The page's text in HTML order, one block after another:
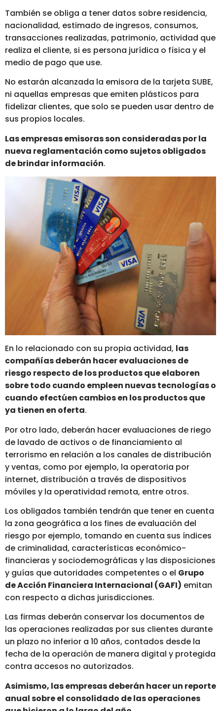
También se obliga a tener datos sobre residencia,
nacionalidad, estimado de ingresos, consumos,
transacciones realizadas, patrimonio, actividad que
realiza el cliente, si es persona jurídica o física y el
medio de pago que use.
No estarán alcanzada la emisora de la tarjeta SUBE,
ni aquellas empresas que emiten plásticos para
fidelizar clientes, que solo se pueden usar dentro de
sus propios locales.
Las empresas emisoras son consideradas por la
nueva reglamentación como sujetos obligados
de brindar información.
En lo relacionado con su propia actividad, las
compañías deberán hacer evaluaciones de
riesgo respecto de los productos que elaboren
sobre todo cuando empleen nuevas tecnologías o
cuando efectúen cambios en los productos que
ya tienen en oferta.
Por otro lado, deberán hacer evaluaciones de riego
de lavado de activos o de financiamiento al
terrorismo en relación a los canales de distribución
y ventas, como por ejemplo, la operatoria por
internet, distribución a través de dispositivos
móviles y la operatividad remota, entre otros.
Los obligados también tendrán que tener en cuenta
la zona geográfica a los fines de evaluación del
riesgo por ejemplo, tomando en cuenta sus índices
de criminalidad, características económico-
financieras y sociodemográficas y las disposiciones
y guías que autoridades competentes o el Grupo
de Acción Financiera Internacional (GAFI) emitan
con respecto a dichas jurisdicciones.
Las firmas deberán conservar los documentos de
las operaciones realizadas por sus clientes durante
un plazo no inferior a 10 años, contados desde la
fecha de la operación de manera digital y protegida
contra accesos no autorizados.
Asimismo, las empresas deberán hacer un reporte
anual sobre el consolidado de las operaciones